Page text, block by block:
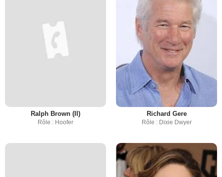
Ralph Brown (II)
Rôle : Hoofer
Richard Gere
Rôle : Dixie Dwyer